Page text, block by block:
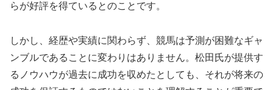
らが好評を得ているとのことです。
しかし、経歴や実績に関わらず、競馬は予測が困難なギャ
ンブルであることに変わりはありません。松田氏が提供す
るノウハウが過去に成功を収めたとしても、それが将来の